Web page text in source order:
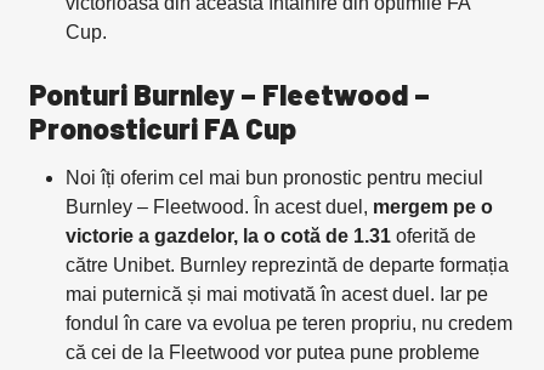
Cup.
Ponturi Burnley – Fleetwood –
Pronosticuri FA Cup
Noi îți oferim cel mai bun pronostic pentru meciul
Burnley – Fleetwood. În acest duel, mergem pe o
victorie a gazdelor, la o cotă de 1.31 oferită de
către Unibet. Burnley reprezintă de departe formația
mai puternică și mai motivată în acest duel. Iar pe
fondul în care va evolua pe teren propriu, nu credem
că cei de la Fleetwood vor putea pune probleme